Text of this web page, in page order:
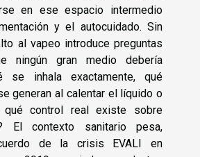
en ese espacio intermedio
y el autocuidado. Sin
al vapeo introduce preguntas
ningún gran medio debería
se inhala exactamente, qué
generan al calentar el líquido o
control real existe sobre
El contexto sanitario pesa,
de la crisis EVALI en